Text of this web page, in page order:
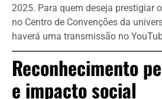
2025. Para quem deseja prestigiar
no Centro de Convenções da
haverá uma transmissão no
Reconhecimento
e impacto social